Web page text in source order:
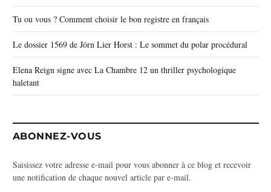
Tu ou vous ? Comment choisir le bon registre en français
Le dossier 1569 de Jörn Lier Horst : Le sommet du polar procédural
Elena Reign signe avec La Chambre 12 un thriller psychologique
haletant
ABONNEZ-VOUS
Saisissez votre adresse e-mail pour vous abonner à ce blog et recevoir
une notification de chaque nouvel article par e-mail.